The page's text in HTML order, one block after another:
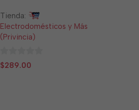
Tienda:
Electrodomésticos y Más
(Privincia)
0
$289.00